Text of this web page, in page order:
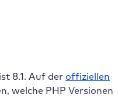
8.1. Auf der offiziellen
welche PHP Versionen